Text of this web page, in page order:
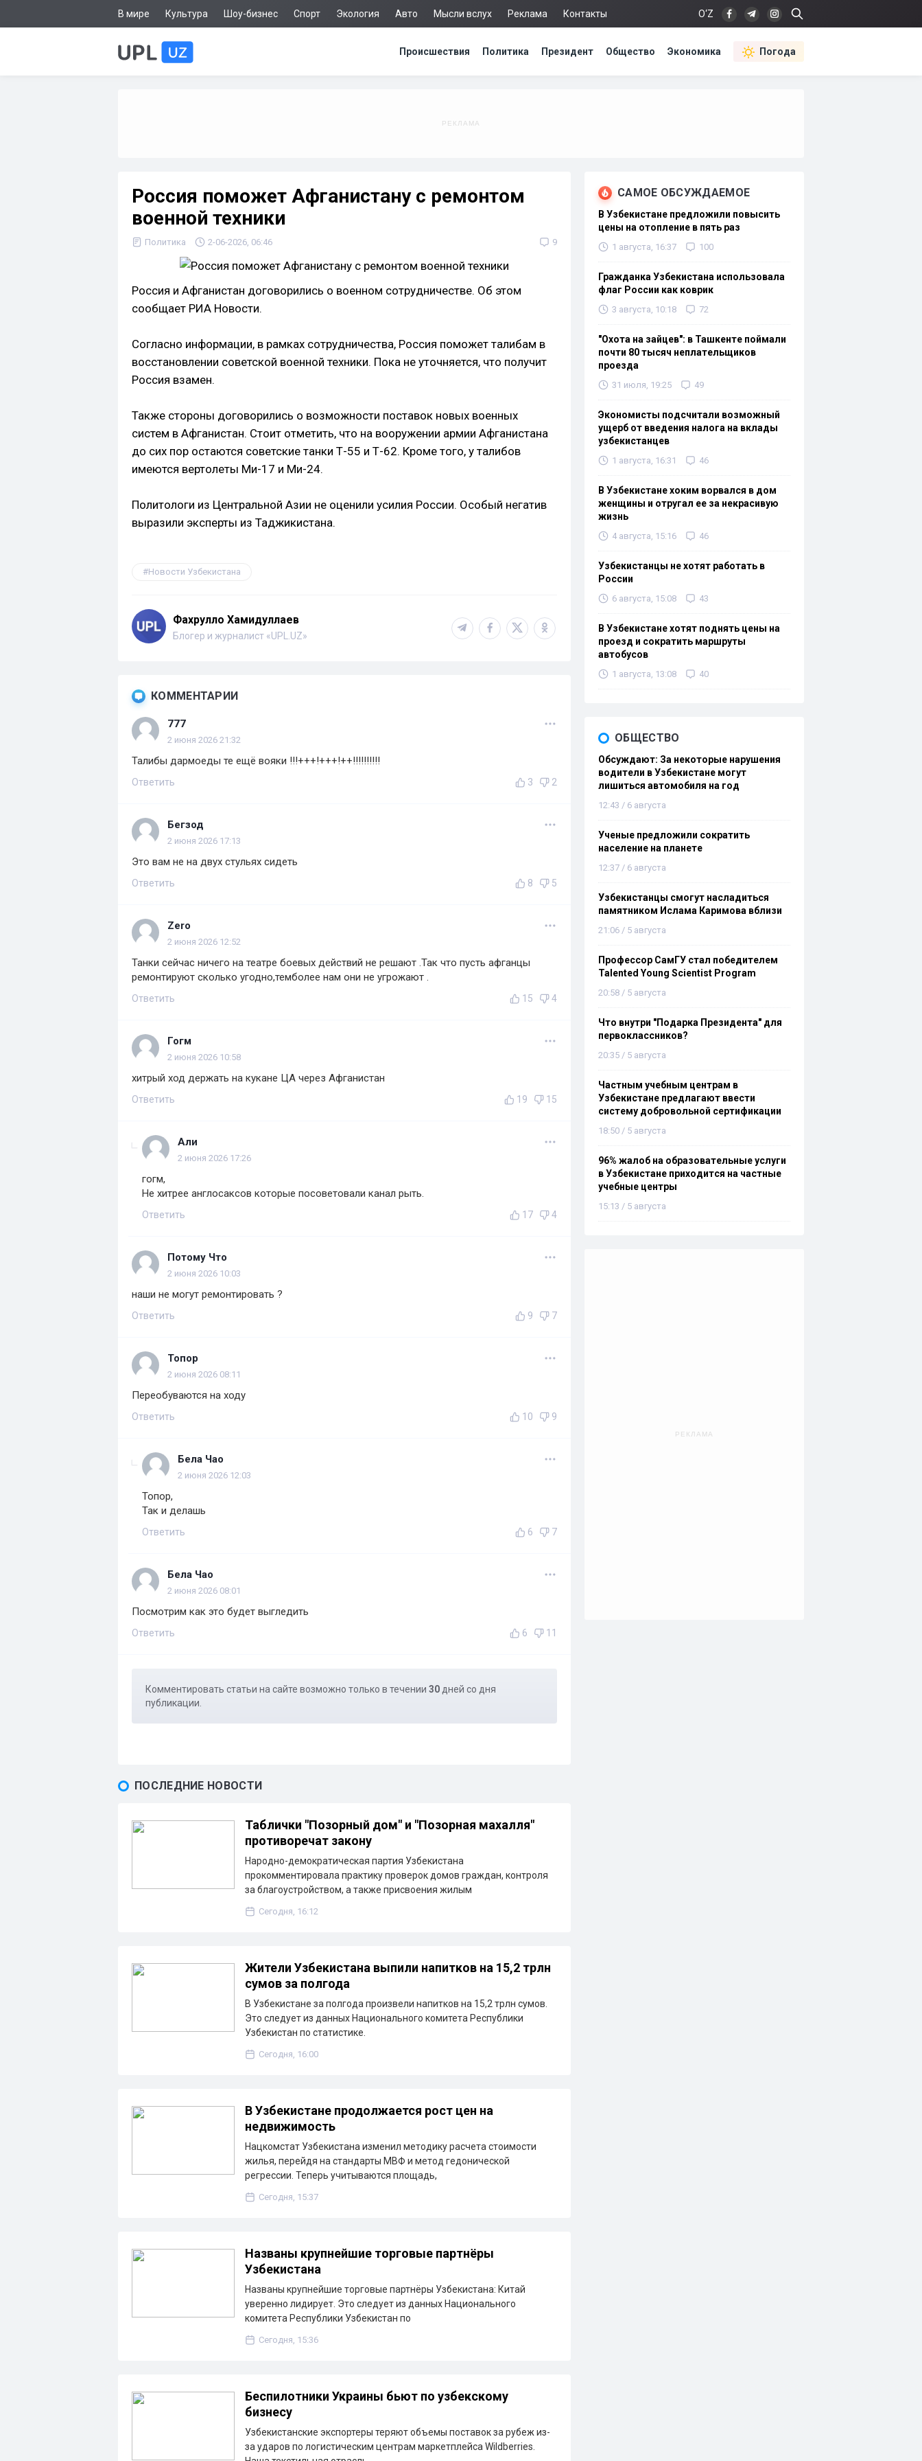
В мире Культура Шоу-бизнес Спорт Экология Авто Мысли вслух Реклама Контакты O‘Z
Происшествия Политика Президент Общество Экономика Погода
Россия поможет Афганистану с ремонтом
военной техники
Политика 2-06-2026, 06:46 9
Россия и Афганистан договорились о военном сотрудничестве. Об этом
сообщает РИА Новости.
Согласно информации, в рамках сотрудничества, Россия поможет талибам в
восстановлении советской военной техники. Пока не уточняется, что получит
Россия взамен.
Также стороны договорились о возможности поставок новых военных
систем в Афганистан. Стоит отметить, что на вооружении армии Афганистана
до сих пор остаются советские танки Т-55 и Т-62. Кроме того, у талибов
имеются вертолеты Ми-17 и Ми-24.
Политологи из Центральной Азии не оценили усилия России. Особый негатив
выразили эксперты из Таджикистана.
Новости Узбекистана
Фахрулло Хамидуллаев
Блогер и журналист «UPL.UZ»
КОММЕНТАРИИ
777
2 июня 2026 21:32
Талибы дармоеды те ещё вояки !!!+++!+++!++!!!!!!!!!!
Ответить 3 2
Бегзод
2 июня 2026 17:13
Это вам не на двух стульях сидеть
Ответить 8 5
Zero
2 июня 2026 12:52
Танки сейчас ничего на театре боевых действий не решают .Так что пусть афганцы
ремонтируют сколько угодно,темболее нам они не угрожают .
Ответить 15 4
Гогм
2 июня 2026 10:58
хитрый ход держать на кукане ЦА через Афганистан
Ответить 19 15
Али
2 июня 2026 17:26
гогм,
Не хитрее англосаксов которые посоветовали канал рыть.
Ответить 17 4
Потому Что
2 июня 2026 10:03
наши не могут ремонтировать ?
Ответить 9 7
Топор
2 июня 2026 08:11
Переобуваются на ходу
Ответить 10 9
Бела Чао
2 июня 2026 12:03
Топор,
Так и делашь
Ответить 6 7
Бела Чао
2 июня 2026 08:01
Посмотрим как это будет выгледить
Ответить 6 11
Комментировать статьи на сайте возможно только в течении 30 дней со дня
публикации.
ПОСЛЕДНИЕ НОВОСТИ
Таблички "Позорный дом" и "Позорная махалля"
противоречат закону
Народно-демократическая партия Узбекистана
прокомментировала практику проверок домов граждан, контроля
за благоустройством, а также присвоения жилым
Сегодня, 16:12
Жители Узбекистана выпили напитков на 15,2 трлн
сумов за полгода
В Узбекистане за полгода произвели напитков на 15,2 трлн сумов.
Это следует из данных Национального комитета Республики
Узбекистан по статистике.
Сегодня, 16:00
В Узбекистане продолжается рост цен на
недвижимость
Нацкомстат Узбекистана изменил методику расчета стоимости
жилья, перейдя на стандарты МВФ и метод гедонической
регрессии. Теперь учитываются площадь,
Сегодня, 15:37
Названы крупнейшие торговые партнёры
Узбекистана
Названы крупнейшие торговые партнёры Узбекистана: Китай
уверенно лидирует. Это следует из данных Национального
комитета Республики Узбекистан по
Сегодня, 15:36
Беспилотники Украины бьют по узбекскому
бизнесу
Узбекистанские экспортеры теряют объемы поставок за рубеж из-
за ударов по логистическим центрам маркетплейса Wildberries.
САМОЕ ОБСУЖДАЕМОЕ
В Узбекистане предложили повысить
цены на отопление в пять раз
1 августа, 16:37 100
Гражданка Узбекистана использовала
флаг России как коврик
3 августа, 10:18 72
"Охота на зайцев": в Ташкенте поймали
почти 80 тысяч неплательщиков
проезда
31 июля, 19:25 49
Экономисты подсчитали возможный
ущерб от введения налога на вклады
узбекистанцев
1 августа, 16:31 46
В Узбекистане хоким ворвался в дом
женщины и отругал ее за некрасивую
жизнь
4 августа, 15:16 46
Узбекистанцы не хотят работать в
России
6 августа, 15:08 43
В Узбекистане хотят поднять цены на
проезд и сократить маршруты
автобусов
1 августа, 13:08 40
ОБЩЕСТВО
Обсуждают: За некоторые нарушения
водители в Узбекистане могут
лишиться автомобиля на год
12:43 / 6 августа
Ученые предложили сократить
население на планете
12:37 / 6 августа
Узбекистанцы смогут насладиться
памятником Ислама Каримова вблизи
21:06 / 5 августа
Профессор СамГУ стал победителем
Talented Young Scientist Program
20:58 / 5 августа
Что внутри "Подарка Президента" для
первоклассников?
20:35 / 5 августа
Частным учебным центрам в
Узбекистане предлагают ввести
систему добровольной сертификации
18:50 / 5 августа
96% жалоб на образовательные услуги
в Узбекистане приходится на частные
учебные центры
15:13 / 5 августа